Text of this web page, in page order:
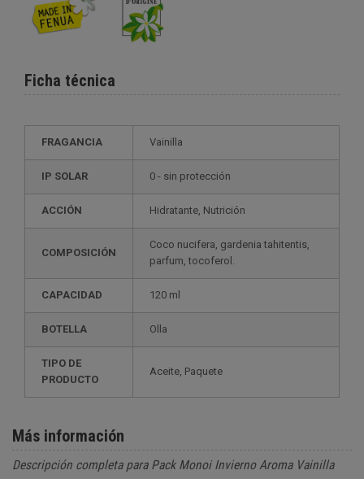
Ficha técnica
FRAGANCIA Vainilla
IP SOLAR 0 - sin protección
ACCIÓN Hidratante, Nutrición
COMPOSICIÓN
Coco nucifera, gardenia tahitentis,
parfum, tocoferol.
CAPACIDAD 120 ml
BOTELLA Olla
TIPO DE
PRODUCTO
Aceite, Paquete
Más información
Descripción completa para Pack Monoi Invierno Aroma Vainilla